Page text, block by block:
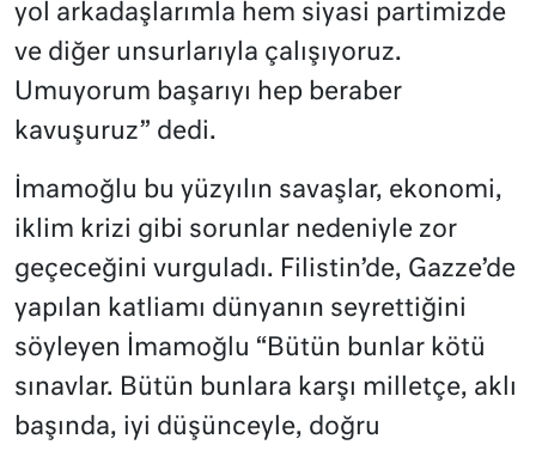
yol arkadaşlarımla hem siyasi partimizde
ve diğer unsurlarıyla çalışıyoruz.
Umuyorum başarıyı hep beraber
kavuşuruz” dedi.
İmamoğlu bu yüzyılın savaşlar, ekonomi,
iklim krizi gibi sorunlar nedeniyle zor
geçeceğini vurguladı. Filistin’de, Gazze’de
yapılan katliamı dünyanın seyrettiğini
söyleyen İmamoğlu “Bütün bunlar kötü
sınavlar. Bütün bunlara karşı milletçe, aklı
başında, iyi düşünceyle, doğru